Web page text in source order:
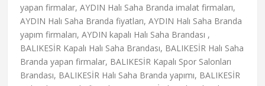
yapan firmalar, AYDIN Halı Saha Branda imalat firmaları,
AYDIN Halı Saha Branda fiyatları, AYDIN Halı Saha Branda
yapım firmaları, AYDIN kapalı Halı Saha Brandası ,
BALIKESİR Kapalı Halı Saha Brandası, BALIKESİR Halı Saha
Branda yapan firmalar, BALIKESİR Kapalı Spor Salonları
Brandası, BALIKESİR Halı Saha Branda yapımı, BALIKESİR